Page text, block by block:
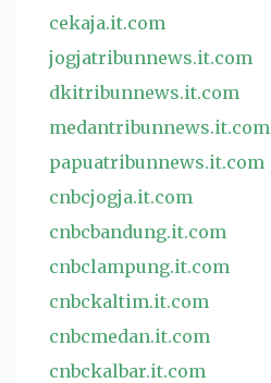
cekaja.it.com
jogjatribunnews.it.com
dkitribunnews.it.com
medantribunnews.it.com
papuatribunnews.it.com
cnbcjogja.it.com
cnbcbandung.it.com
cnbclampung.it.com
cnbckaltim.it.com
cnbcmedan.it.com
cnbckalbar.it.com